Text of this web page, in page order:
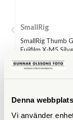
Denna
Vi använder
SmallRig
SmallRig Thumb
Fujifilm X-M5
339 SEK
KÖP